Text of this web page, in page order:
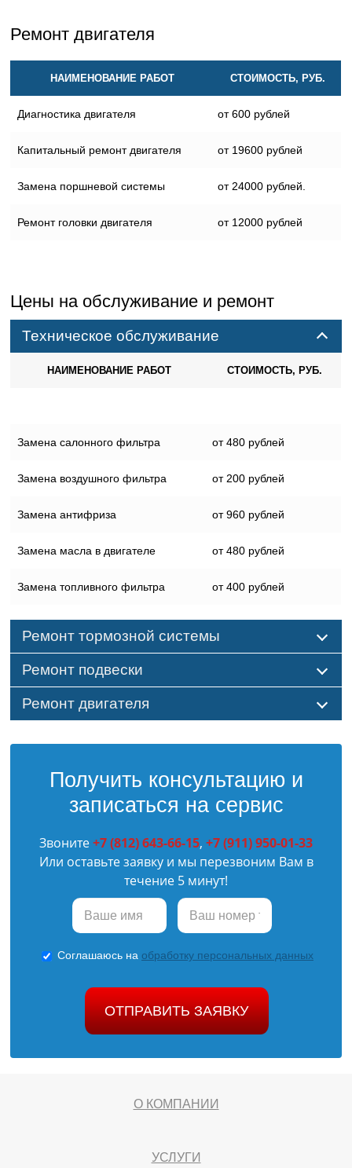
Ремонт двигателя
НАИМЕНОВАНИЕ РАБОТ СТОИМОСТЬ, РУБ.
Диагностика двигателя от 600 рублей
Капитальный ремонт двигателя от 19600 рублей
Замена поршневой системы от 24000 рублей.
Ремонт головки двигателя от 12000 рублей
Цены на обслуживание и ремонт
Техническое обслуживание
НАИМЕНОВАНИЕ РАБОТ СТОИМОСТЬ, РУБ.
Замена салонного фильтра от 480 рублей
Замена воздушного фильтра от 200 рублей
Замена антифриза от 960 рублей
Замена масла в двигателе от 480 рублей
Замена топливного фильтра от 400 рублей
Ремонт тормозной системы
Ремонт подвески
Ремонт двигателя
Получить консультацию и
записаться на сервис
Звоните+7 (812) 643-66-15, +7 (911) 950-01-33
Или оставьте заявку и мы перезвоним Вам в
течение 5 минут!
Соглашаюсь на обработку персональных данных
ОТПРАВИТЬ ЗАЯВКУ
О КОМПАНИИ
УСЛУГИ